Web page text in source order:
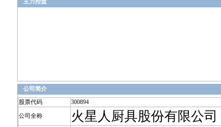
主力控盘
公司简介
股票代码
300894
公司全称
火星人厨具股份有限公司